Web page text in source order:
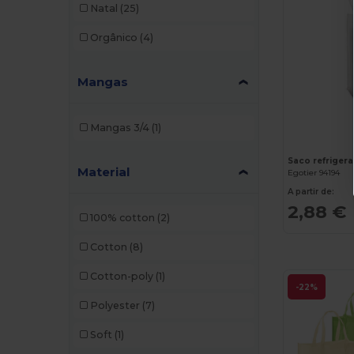
Natal (25)
Orgânico (4)
Mangas
Mangas 3/4 (1)
Material
100% cotton (2)
Cotton (8)
Cotton-poly (1)
Polyester (7)
Soft (1)
Egotier 94194
A partir de:
2,88 €
-22%